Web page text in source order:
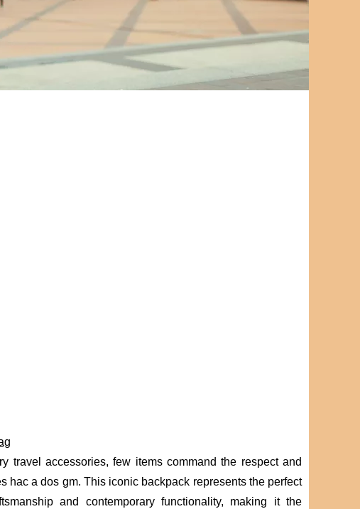
travel accessories, few items command the respect and
hac a dos gm. This iconic backpack represents the perfect
and contemporary functionality, making it the